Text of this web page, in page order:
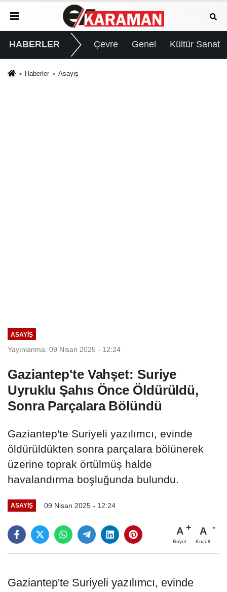
HABERLER Çevre Genel Kültür Sanat
Haberler Asayiş
ASAYIŞ
Yayınlanma: 09 Nisan 2025 - 12:24
Gaziantep'te Vahşet: Suriye
Uyruklu Şahıs Önce Öldürüldü,
Sonra Parçalara Bölündü
Gaziantep'te Suriyeli yazılımcı, evinde
öldürüldükten sonra parçalara bölünerek
üzerine toprak örtülmüş halde
havalandırma boşluğunda bulundu.
ASAYIŞ 09 Nisan 2025 - 12:24
A
Büyüt
A
Küçült
Gaziantep'te Suriyeli yazılımcı, evinde